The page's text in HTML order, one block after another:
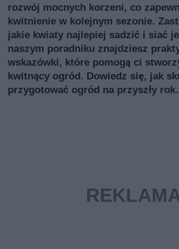
rozwój mocnych korzeni, co
kwitnienie w kolejnym sezonie.
jakie kwiaty najlepiej sadzić i siać
naszym poradniku znajdziesz
wskazówki, które pomogą ci
kwitnący ogród. Dowiedz się, jak
przygotować ogród na przyszły rok.